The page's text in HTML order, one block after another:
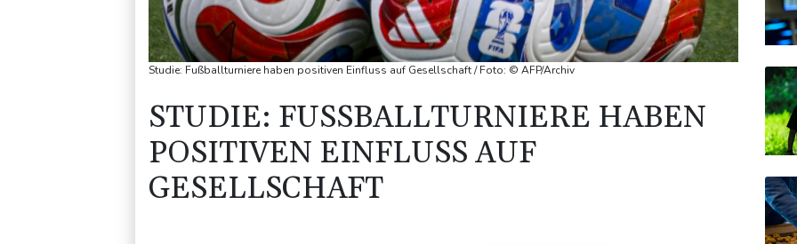
Studie: Fußballturniere haben positiven Einfluss auf Gesellschaft / Foto: © AFP/Archiv
STUDIE: FUSSBALLTURNIERE HABEN P
OSITIVEN EINFLUSS AUF G
ESELLSCHAFT